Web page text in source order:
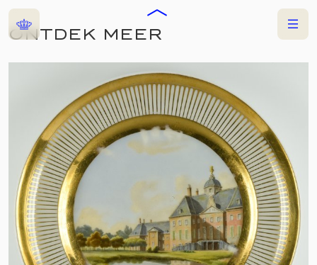
Home Menu
TENTOONSTELLING
WINTERPALEIS HET
LOO
28 NOVEMBER 2025
—4 JANUARI 2026
PALEIS HET LOO
ONTDEK MEER